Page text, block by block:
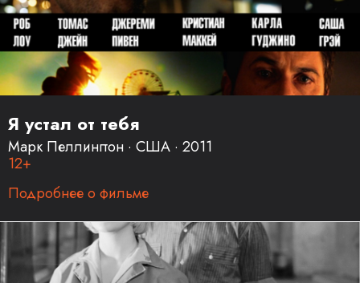
Я устал от тебя
Марк Пеллингтон · США · 2011
12+
Подробнее о фильме